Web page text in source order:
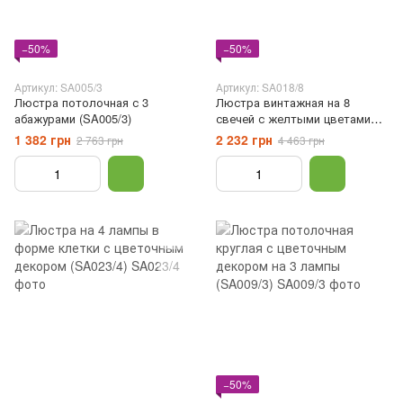
−50%
Артикул: SA005/3
Люстра потолочная с 3
абажурами (SA005/3)
1 382 грн 2 763 грн
−50%
Артикул: SA018/8
Люстра винтажная на 8
свечей с желтыми цветами
(SA018/8)
2 232 грн 4 463 грн
−50%